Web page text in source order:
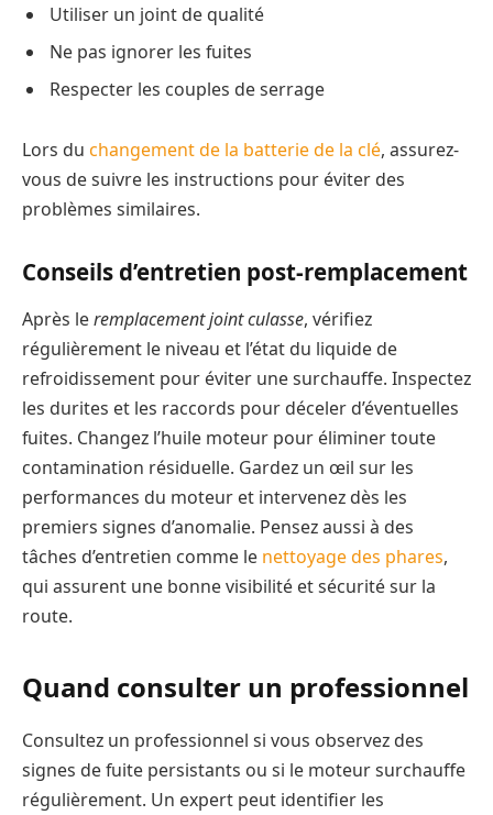
Utiliser un joint de qualité
Ne pas ignorer les fuites
Respecter les couples de serrage
Lors du changement de la batterie de la clé, assurez-
vous de suivre les instructions pour éviter des
problèmes similaires.
Conseils d’entretien post-remplacement
Après leremplacement joint culasse, vérifiez
régulièrement le niveau et l’état du liquide de
refroidissement pour éviter une surchauffe. Inspectez
les durites et les raccords pour déceler d’éventuelles
fuites. Changez l’huile moteur pour éliminer toute
contamination résiduelle. Gardez un œil sur les
performances du moteur et intervenez dès les
premiers signes d’anomalie. Pensez aussi à des
tâches d’entretien comme le nettoyage des phares,
qui assurent une bonne visibilité et sécurité sur la
route.
Quand consulter un professionnel
Consultez un professionnel si vous observez des
signes de fuite persistants ou si le moteur surchauffe
régulièrement. Un expert peut identifier les